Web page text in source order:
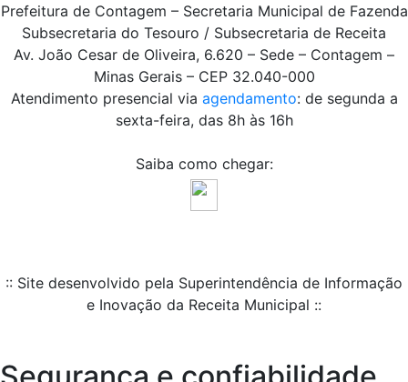
Prefeitura de Contagem – Secretaria Municipal de Fazenda
Subsecretaria do Tesouro / Subsecretaria de Receita
Av. João Cesar de Oliveira, 6.620 – Sede – Contagem –
Minas Gerais – CEP 32.040-000
Atendimento presencial via agendamento: de segunda a
sexta-feira, das 8h às 16h
Saiba como chegar:
:: Site desenvolvido pela Superintendência de Informação
e Inovação da Receita Municipal ::